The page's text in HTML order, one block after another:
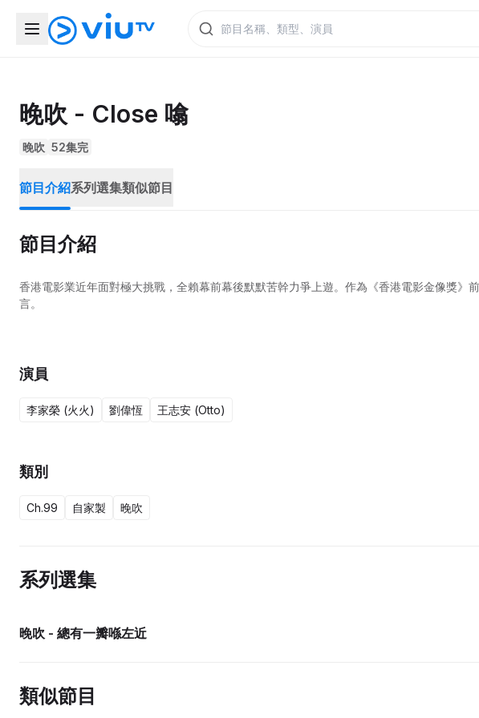
晚吹 - Close 噏
晚吹 52集完
節目介紹系列選集類似節目
節目介紹
香港電影業近年面對極大挑戰，全賴幕前幕後默默苦幹力爭上遊。作為《香港電影金像獎》
言。
演員
李家榮 (火火) 劉偉恆 王志安 (Otto)
類別
Ch.99 自家製 晚吹
系列選集
晚吹 - 總有一瓣喺左近
類似節目